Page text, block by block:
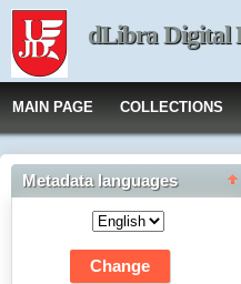
dLibra Digital
MAIN PAGE COLLECTIONS
Metadata languages